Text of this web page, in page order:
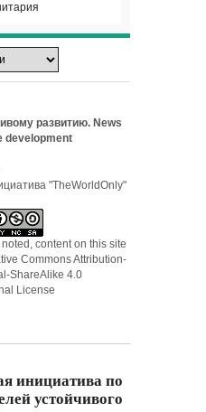
развитию. News
development
"TheWorldOnly"
content on this site
Commons Attribution-
ShareAlike 4.0
License
инициатива по
устойчивого